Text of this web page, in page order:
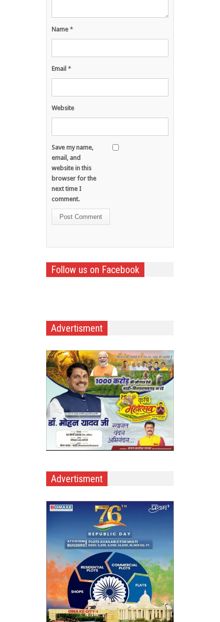
Name *
Email *
Website
Save my name,
email, and
website in this
browser for the
next time I
comment.
Follow us on Facebook
Advertisment
Advertisment